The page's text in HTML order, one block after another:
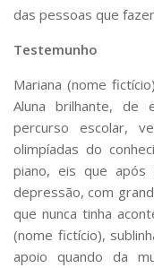
das pessoas que
Testemunho
Mariana (nome
Aluna brilhante, de
percurso escolar,
olimpíadas do
piano, eis que
depressão, com
que nunca tinha
(nome fictício),
apoio quando da